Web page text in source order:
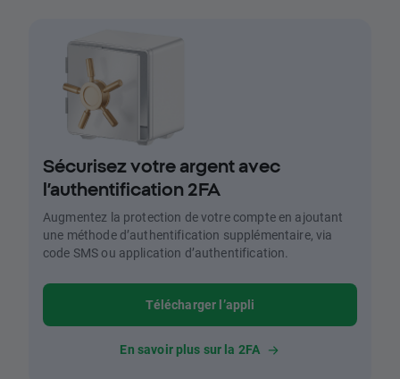
Sécurisez votre argent avec
l’authentification 2FA
Augmentez la protection de votre compte en ajoutant
une méthode d’authentification supplémentaire, via
code SMS ou application d’authentification.
Télécharger l’appli
En savoir plus sur la 2FA